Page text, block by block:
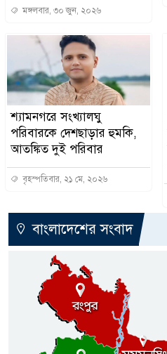
মঙ্গলবার, ৩০ জুন, ২০২৬
শ্যামনগরে সংখ্যালঘু
পরিবারকে দেশছাড়ার হুমকি,
আতঙ্কিত দুই পরিবার
বৃহস্পতিবার, ২১ মে, ২০২৬
বাংলাদেশের সংবাদ